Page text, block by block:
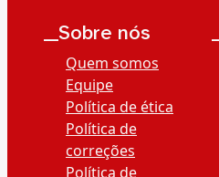
__Sobre nós
Quem somos
Equipe
Política de ética
Política de
correções
Política de